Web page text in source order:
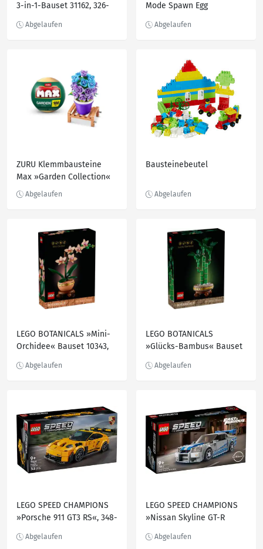
3-in-1-Bauset 31162, 326-
Mode Spawn Egg
ZURU Klemmbausteine
Max »Garden Collection«
Bausteinebeutel
LEGO BOTANICALS »Mini-
Orchidee« Bauset 10343,
LEGO BOTANICALS
»Glücks-Bambus« Bauset
LEGO SPEED CHAMPIONS
»Porsche 911 GT3 RS«, 348-
LEGO SPEED CHAMPIONS
»Nissan Skyline GT-R
teilig